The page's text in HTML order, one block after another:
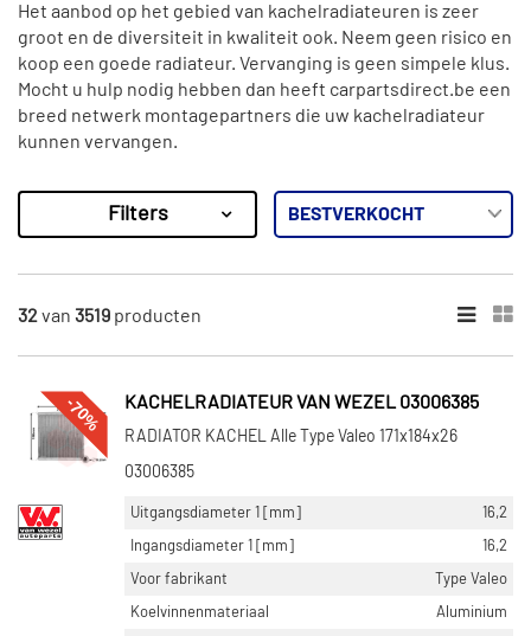
Het aanbod op het gebied van kachelradiateuren is zeer
groot en de diversiteit in kwaliteit ook. Neem geen risico en
koop een goede radiateur. Vervanging is geen simpele klus.
Mocht u hulp nodig hebben dan heeft carpartsdirect.be een
breed netwerk montagepartners die uw kachelradiateur
kunnen vervangen.
Resultaten
×
Van Wezel (389)
Nissens (475)
Ava Cooling (540)
Toon meer
CATEGORIEËN
Filters
32van 3519 producten
-70% KACHELRADIATEUR VAN WEZEL 03006385
RADIATOR KACHEL Alle Type Valeo 171x184x26
03006385
Uitgangsdiameter 1 [mm]
16,2
Ingangsdiameter 1 [mm]
16,2
Voor fabrikant
Type Valeo
Koelvinnenmateriaal
Aluminium